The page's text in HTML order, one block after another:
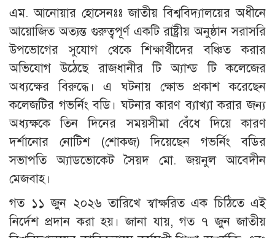
এম. আনোয়ার হোসেনঃঃ জাতীয় বিশ্ববিদ্যালয়ের অধীনে
আয়োজিত অত্যন্ত গুরুত্বপূর্ণ একটি রাষ্ট্রীয় অনুষ্ঠান সরাসরি
উপভোগের সুযোগ থেকে শিক্ষার্থীদের বঞ্চিত করার
অভিযোগ উঠেছে রাজধানীর টি অ্যান্ড টি কলেজের
অধ্যক্ষের বিরুদ্ধে। এ ঘটনায় ক্ষোভ প্রকাশ করেছেন
কলেজটির গভর্নিং বডি। ঘটনার কারণ ব্যাখ্যা করার জন্য
অধ্যক্ষকে তিন দিনের সময়সীমা বেঁধে দিয়ে কারণ
দর্শানোর নোটিশ (শোকজ) দিয়েছেন গভর্নিং বডির
সভাপতি অ্যাডভোকেট সৈয়দ মো. জয়নুল আবেদীন
মেজবাহ।
​গত ১১ জুন ২০২৬ তারিখে স্বাক্ষরিত এক চিঠিতে এই
নির্দেশ প্রদান করা হয়। জানা যায়, গত ৭ জুন জাতীয়